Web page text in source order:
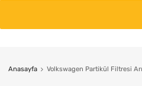
Anasayfa Volkswagen Partikül Filtresi